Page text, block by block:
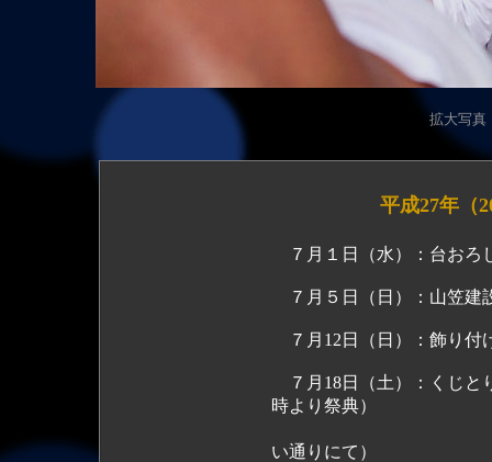
拡大写真
平成27年（
７月１日（水）：台おろ
７月５日（日）：山笠建
７月12日（日）：飾り付
７月18日（土）：くじと
時より祭典）
い通りにて）